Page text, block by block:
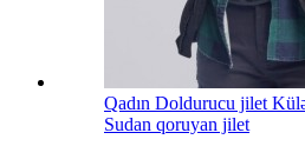
Qadın Doldurucu jilet
Sudan qoruyan jilet